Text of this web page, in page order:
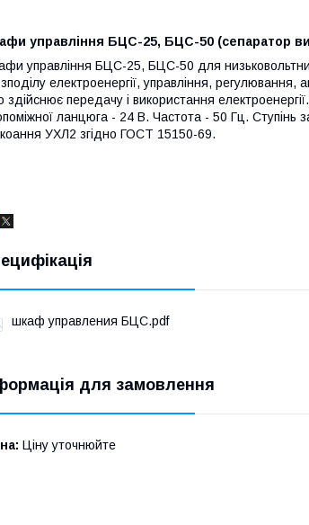
управління БЦС-25, БЦС-50 (сепаратор
управління БЦС-25, БЦС-50 для
електроенергії, управління, регулювання,
здійснює передачу і використання
ланцюга - 24 В. Частота - 50 Гц.
УХЛ2 згідно ГОСТ 15150-69.
шкаф управления БЦС.pdf
для замовлення
Ціну уточнюйте